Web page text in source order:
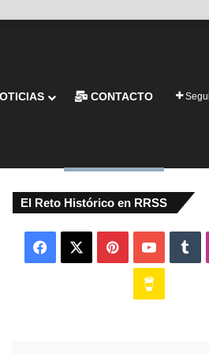
CONTACTO
El Reto Histórico en RRSS
Facebook PinterestYouTube